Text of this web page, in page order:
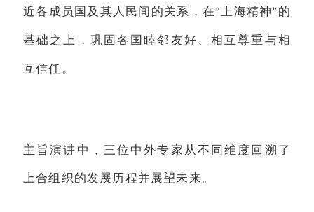
近各成员国及其人民间的关系，在“ 上海精神” 的
基础之上，巩固各国睦邻友好、相互尊重与相
互信任。
主旨演讲中，三位中外专家从不同维度回溯了
上合组织的发展历程并展望未来。